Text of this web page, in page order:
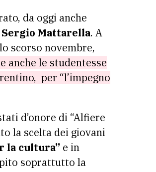
da oggi anche
Sergio Mattarella. A
scorso novembre,
anche le studentesse
per “l’impegno
d’onore di “Alfiere
la scelta dei giovani
la cultura” e in
soprattutto la